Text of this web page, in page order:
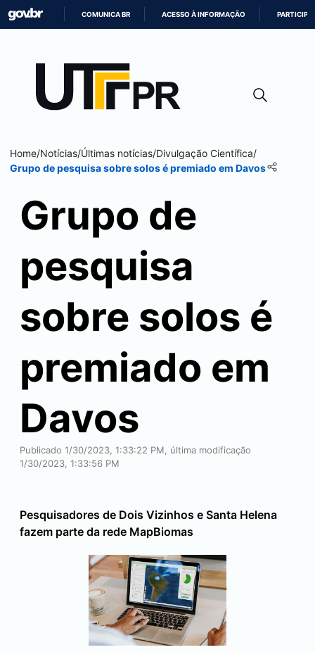
CONTEÚDO
COMUNICA BR ACESSO À INFORMAÇÃO PARTICIPE
Home/Notícias/Últimas notícias/Divulgação Científica/
Grupo de pesquisa sobre solos é premiado em Davos
Grupo de
pesquisa
sobre solos é
premiado em
Davos
Publicado 1/30/2023, 1:33:22 PM, última modificação
1/30/2023, 1:33:56 PM
Pesquisadores de Dois Vizinhos e Santa Helena
fazem parte da rede MapBiomas